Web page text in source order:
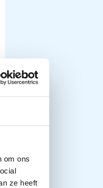
om ons
ze heeft